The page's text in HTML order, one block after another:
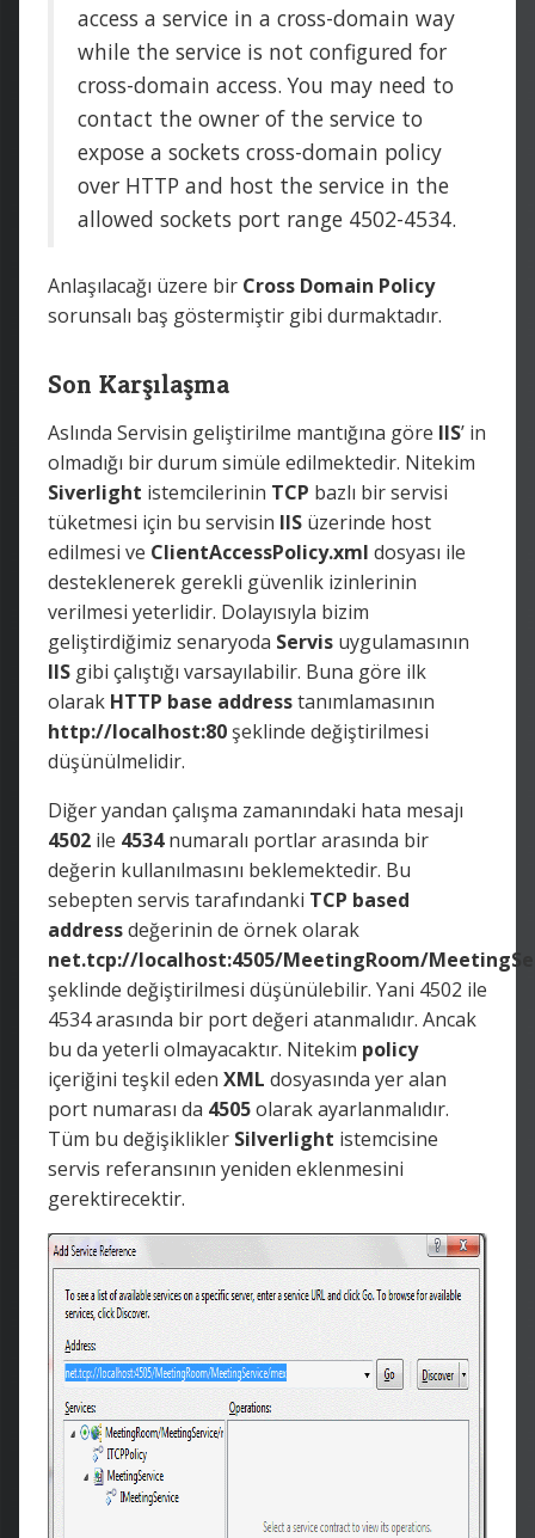
access a service in a cross-domain way
while the service is not configured for
cross-domain access. You may need to
contact the owner of the service to
expose a sockets cross-domain policy
over HTTP and host the service in the
allowed sockets port range 4502-4534.
Anlaşılacağı üzere bir Cross Domain Policy
sorunsalı baş göstermiştir gibi durmaktadır.
Son Karşılaşma
Aslında Servisin geliştirilme mantığına göre IIS’ in
olmadığı bir durum simüle edilmektedir. Nitekim
Siverlight istemcilerinin TCP bazlı bir servisi
tüketmesi için bu servisin IIS üzerinde host
edilmesi ve ClientAccessPolicy.xml dosyası ile
desteklenerek gerekli güvenlik izinlerinin
verilmesi yeterlidir. Dolayısıyla bizim
geliştirdiğimiz senaryoda Servis uygulamasının
IIS gibi çalıştığı varsayılabilir. Buna göre ilk
olarak HTTP base addresstanımlamasının
http://localhost:80şeklinde değiştirilmesi
düşünülmelidir.
Diğer yandan çalışma zamanındaki hata mesajı
4502 ile 4534numaralı portlar arasında bir
değerin kullanılmasını beklemektedir. Bu
sebepten servis tarafındanki TCP based
addressdeğerinin de örnek olarak
net.tcp://localhost:4505/MeetingRoom/
şeklinde değiştirilmesi düşünülebilir. Yani 4502 ile
4534 arasında bir port değeri atanmalıdır. Ancak
bu da yeterli olmayacaktır. Nitekim policy
içeriğini teşkil eden XML dosyasında yer alan
port numarası da 4505olarak ayarlanmalıdır.
Tüm bu değişiklikler Silverlight istemcisine
servis referansının yeniden eklenmesini
gerektirecektir.